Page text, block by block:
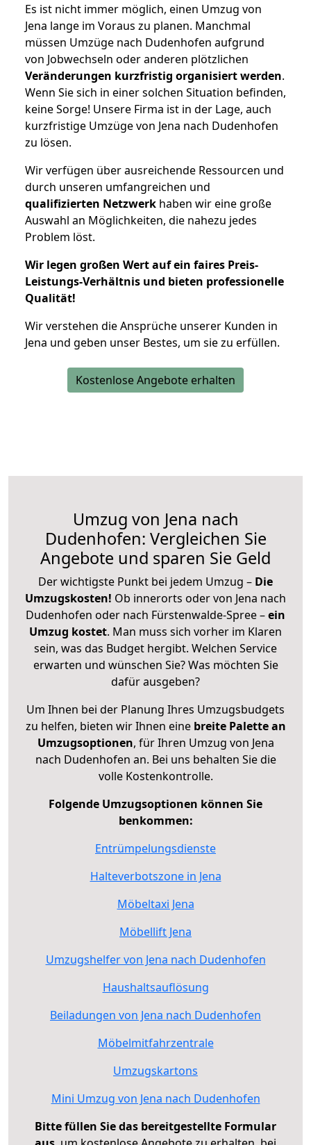
Es ist nicht immer möglich, einen Umzug von
Jena lange im Voraus zu planen. Manchmal
müssen Umzüge nach Dudenhofen aufgrund
von Jobwechseln oder anderen plötzlichen
Veränderungen kurzfristig organisiert werden.
Wenn Sie sich in einer solchen Situation befinden,
keine Sorge! Unsere Firma ist in der Lage, auch
kurzfristige Umzüge von Jena nach Dudenhofen
zu lösen.
Wir verfügen über ausreichende Ressourcen und
durch unseren umfangreichen und
qualifizierten Netzwerk haben wir eine große
Auswahl an Möglichkeiten, die nahezu jedes
Problem löst.
Wir legen großen Wert auf ein faires Preis-
Leistungs-Verhältnis und bieten professionelle
Qualität!
Wir verstehen die Ansprüche unserer Kunden in
Jena und geben unser Bestes, um sie zu erfüllen.
Kostenlose Angebote erhalten
Umzug von Jena nach
Dudenhofen: Vergleichen Sie
Angebote und sparen Sie Geld
Der wichtigste Punkt bei jedem Umzug – Die
Umzugskosten! Ob innerorts oder von Jena nach
Dudenhofen oder nach Fürstenwalde-Spree –ein
Umzug kostet. Man muss sich vorher im Klaren
sein, was das Budget hergibt. Welchen Service
erwarten und wünschen Sie? Was möchten Sie
dafür ausgeben?
Um Ihnen bei der Planung Ihres Umzugsbudgets
zu helfen, bieten wir Ihnen eine breite Palette an
Umzugsoptionen, für Ihren Umzug von Jena
nach Dudenhofen an. Bei uns behalten Sie die
volle Kostenkontrolle.
Folgende Umzugsoptionen können Sie
benkommen:
Entrümpelungsdienste
Halteverbotszone in Jena
Möbeltaxi Jena
Möbellift Jena
Umzugshelfer von Jena nach Dudenhofen
Haushaltsauflösung
Beiladungen von Jena nach Dudenhofen
Möbelmitfahrzentrale
Umzugskartons
Mini Umzug von Jena nach Dudenhofen
Bitte füllen Sie das bereitgestellte Formular